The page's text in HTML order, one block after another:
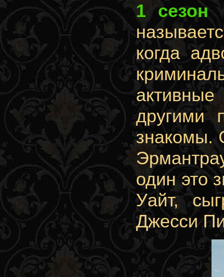
1 сезон
когда
другими
знакомы.
один это
Уайт,
Джесси